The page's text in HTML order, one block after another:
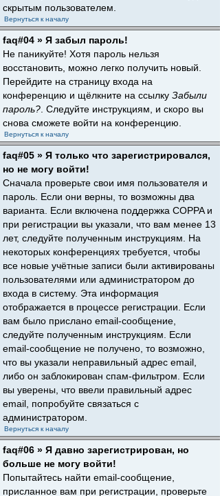
скрытым пользователем.
Вернуться к началу
faq#04 » Я забыл пароль!
Не паникуйте! Хотя пароль нельзя
восстановить, можно легко получить новый.
Перейдите на страницу входа на
конференцию и щёлкните на ссылку Забыли
пароль? . Следуйте инструкциям, и скоро вы
снова сможете войти на конференцию.
Вернуться к началу
faq#05 » Я только что зарегистрировался,
но не могу войти!
Сначала проверьте свои имя пользователя и
пароль. Если они верны, то возможны два
варианта. Если включена поддержка COPPA и
при регистрации вы указали, что вам менее 13
лет, следуйте полученным инструкциям. На
некоторых конференциях требуется, чтобы
все новые учётные записи были активированы
пользователями или администратором до
входа в систему. Эта информация
отображается в процессе регистрации. Если
вам было прислано email-сообщение,
следуйте полученным инструкциям. Если
email-сообщение не получено, то возможно,
что вы указали неправильный адрес email,
либо он заблокирован спам-фильтром. Если
вы уверены, что ввели правильный адрес
email, попробуйте связаться с
администратором.
Вернуться к началу
faq#06 » Я давно зарегистрирован, но
больше не могу войти!
Попытайтесь найти email-сообщение,
присланное вам при регистрации, проверьте